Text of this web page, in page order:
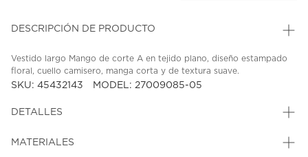
DESCRIPCIÓN DE PRODUCTO
Vestido largo Mango de corte A en tejido plano, diseño estampado
floral, cuello camisero, manga corta y de textura suave.
SKU: 45432143 MODEL: 27009085-05
DETALLES
MATERIALES